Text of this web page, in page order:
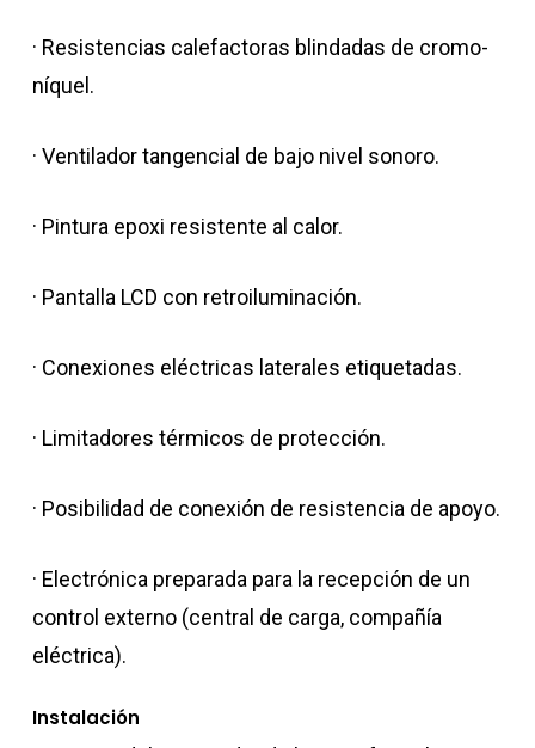
· Resistencias calefactoras blindadas de cromo-
níquel.
· Ventilador tangencial de bajo nivel sonoro.
· Pintura epoxi resistente al calor.
· Pantalla LCD con retroiluminación.
· Conexiones eléctricas laterales etiquetadas.
· Limitadores térmicos de protección.
· Posibilidad de conexión de resistencia de apoyo.
· Electrónica preparada para la recepción de un
control externo (central de carga, compañía
eléctrica).
Instalación